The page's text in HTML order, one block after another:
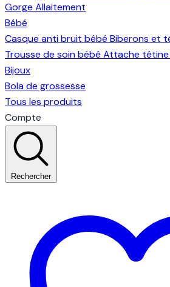
Gorge Allaitement
Bébé
Casque anti bruit bébé Biberons et
Trousse de soin bébé Attache tétine
Bijoux
Bola de grossesse
Tous les produits
Compte
Rechercher